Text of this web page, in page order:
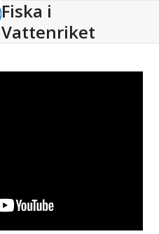
Fiska i
Vattenriket